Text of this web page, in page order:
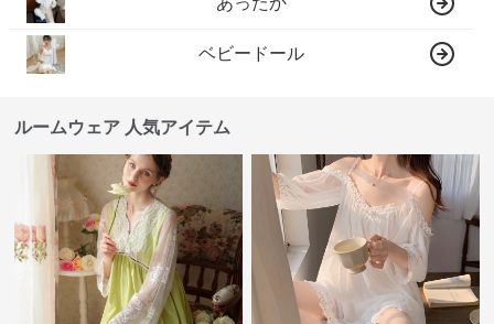
ベビードール
ルームウェア 人気アイテム